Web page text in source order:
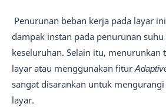
Penurunan beban kerja pada layar
dampak instan pada penurunan
keseluruhan. Selain itu, menurunkan
layar atau menggunakan fitur
sangat disarankan untuk
layar.